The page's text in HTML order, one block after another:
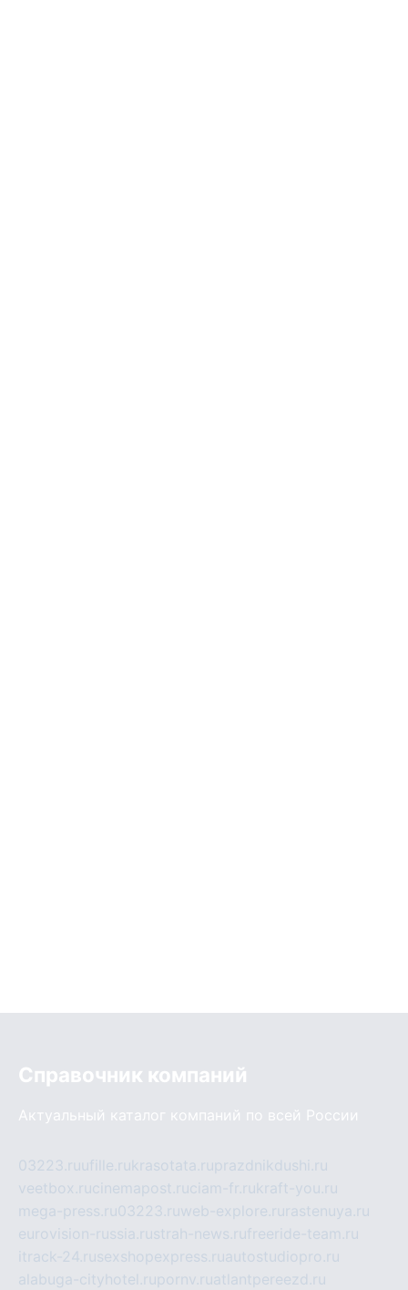
Справочник компаний
Актуальный каталог компаний по всей России
03223.ruufille.rukrasotata.ruprazdnikdushi.ru
veetbox.rucinemapost.ruciam-fr.rukraft-you.ru
mega-press.ru03223.ruweb-explore.ru rastenuya.ru
eurovision-russia.rustrah-news.rufreeride-team.ru
itrack-24.rusexshopexpress.ruautostudiopro.ru
alabuga-cityhotel.rupornv.ruatlantpereezd.ru